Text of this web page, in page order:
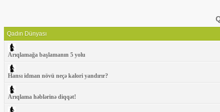
Qadın Dünyası
Arıqlamağa başlamanın 5 yolu
Hansı idman növü neçə kalori yandırır?
Arıqlama həblərinə diqqət!